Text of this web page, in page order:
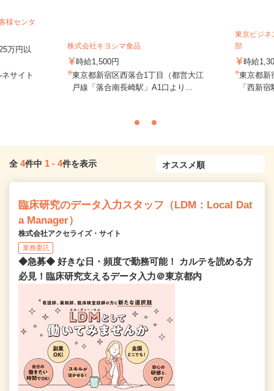
様センタ
万円以
サイト
株式会社キヨシマ食品
時給1,500円
東京都新宿区西落合1丁目（都営大江
戸線「落合南長崎駅」A1口より...
東京ビジ
部
時給
東京都新
「西新
全 4件中 1 - 4件を表示
臨床研究のデータ入力スタッフ（LDM：Local Dat
a Manager）
株式会社アクセライズ・サイト
業務委託
◆急募◆ 好きな日・頻度で勤務可能！ カルテを読める方
必見！臨床研究支えるデータ入力＠東京都内